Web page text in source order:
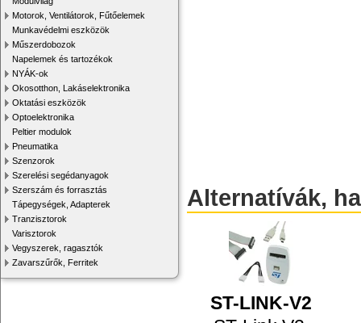
Motorok, Ventilátorok, Fűtőelemek
Munkavédelmi eszközök
Műszerdobozok
Napelemek és tartozékok
NYÁK-ok
Okosotthon, Lakáselektronika
Oktatási eszközök
Optoelektronika
Peltier modulok
Pneumatika
Szenzorok
Szerelési segédanyagok
Szerszám és forrasztás
Tápegységek, Adapterek
Tranzisztorok
Varisztorok
Vegyszerek, ragasztók
Zavarszűrők, Ferritek
Alternatívák,
ST-LINK-V2